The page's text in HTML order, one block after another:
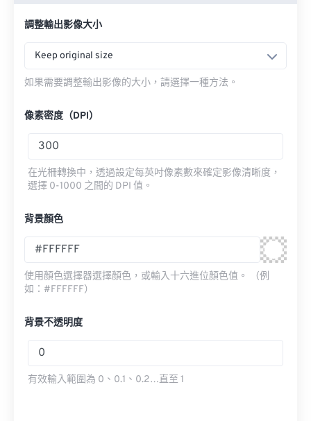
調整輸出影像大小
Keep original size
如果需要調整輸出影像的大小，請選擇一種方法。
像素密度（DPI）
在光柵轉換中，透過設定每英吋像素數來確定影像清晰度，
選擇 0-1000 之間的 DPI 值。
背景顏色
使用顏色選擇器選擇顏色，或輸入十六進位顏色值。 （例
如：#FFFFFF）
背景不透明度
有效輸入範圍為 0、0.1、0.2…直至 1